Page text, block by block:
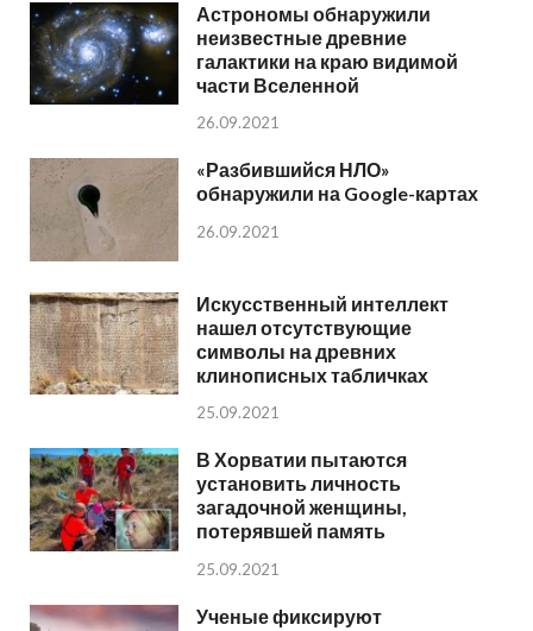
Астрономы обнаружили
неизвестные древние
галактики на краю видимой
части Вселенной
26.09.2021
«Разбившийся НЛО»
обнаружили на Google-картах
26.09.2021
Искусственный интеллект
нашел отсутствующие
символы на древних
клинописных табличках
25.09.2021
В Хорватии пытаются
установить личность
загадочной женщины,
потерявшей память
25.09.2021
Ученые фиксируют